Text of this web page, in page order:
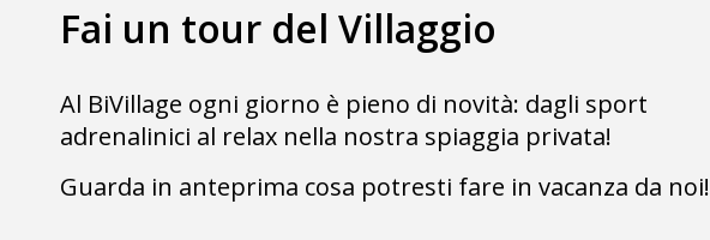
Fai un tour del Villaggio
Al BiVillage ogni giorno è pieno di novità: dagli sport
adrenalinici al relax nella nostra spiaggia privata!
Guarda in anteprima cosa potresti fare in vacanza da noi!